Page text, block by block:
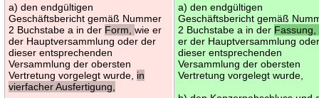
a) den endgültigen
Geschäftsbericht gemäß Nummer
2 Buchstabe a in der Form,wie er
der Hauptversammlung oder der
dieser entsprechenden
Versammlung der obersten
Vertretung vorgelegt wurde, in
vierfacher Ausfertigung,
a) den endgültigen
Geschäftsbericht gemäß
2 Buchstabe a in der Fassung,
er der Hauptversammlung
dieser entsprechenden
Versammlung der obersten
Vertretung vorgelegt wurde,